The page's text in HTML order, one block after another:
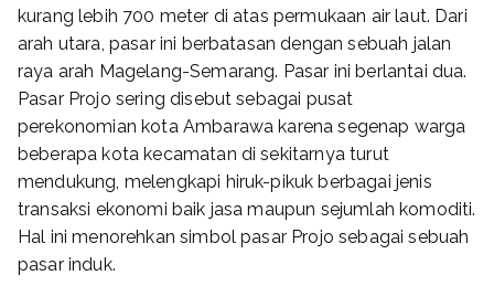
kurang lebih 700 meter di atas permukaan air laut. Dari
arah utara, pasar ini berbatasan dengan sebuah jalan
raya arah Magelang-Semarang. Pasar ini berlantai dua.
Pasar Projo sering disebut sebagai pusat
perekonomian kota Ambarawa karena segenap warga
beberapa kota kecamatan di sekitarnya turut
mendukung, melengkapi hiruk-pikuk berbagai jenis
transaksi ekonomi baik jasa maupun sejumlah komoditi.
Hal ini menorehkan simbol pasar Projo sebagai sebuah
pasar induk.